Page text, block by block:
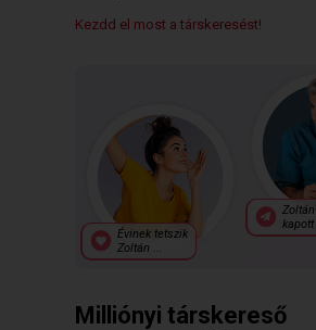
Kezdd el most a társkeresést!
Évinek tetszik
Zoltán ...
kapott
Milliónyi társkereső